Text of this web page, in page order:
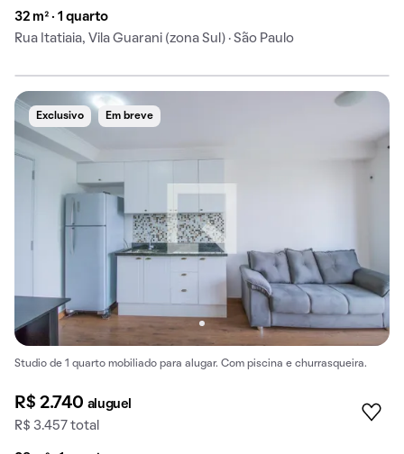
32 m² · 1 quarto
Rua Itatiaia, Vila Guarani (zona Sul) · São Paulo
Exclusivo Em breve
Studio de 1 quarto mobiliado para alugar. Com piscina e churrasqueira.
R$ 2.740 aluguel
R$ 3.457 total